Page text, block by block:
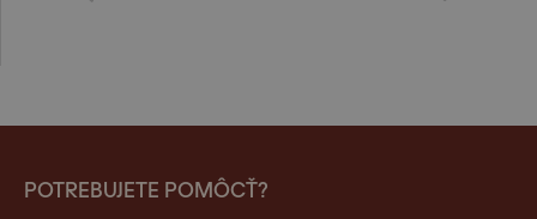
POTREBUJETE POMÔCŤ?